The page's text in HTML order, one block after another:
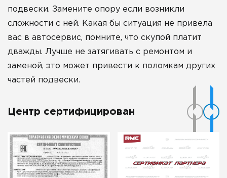
подвески. Замените опору если возникли
сложности с ней. Какая бы ситуация не привела
вас в автосервис, помните, что скупой платит
дважды. Лучше не затягивать с ремонтом и
заменой, это может привести к поломкам других
частей подвески.
Центр сертифицирован